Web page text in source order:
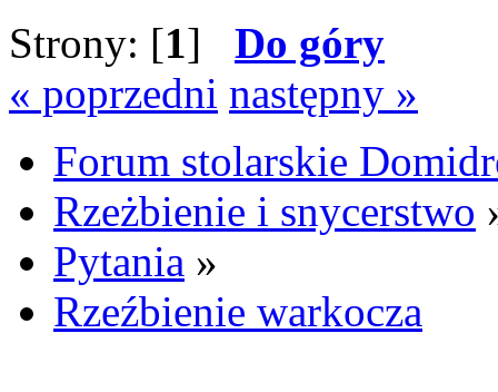
Strony: [1] Do góry
« poprzedni następny »
Forum stolarskie
Rzeżbienie i snycerstwo
Pytania »
Rzeźbienie warkocza